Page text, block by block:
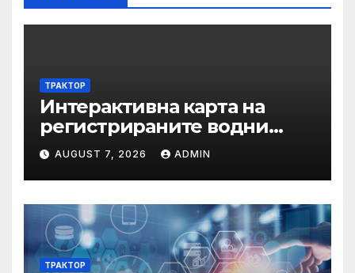
ТРАКТОР
Интерактивна карта на
регистрираните водни
бази по Черноморието за
летния сезон на 2026 г.
AUGUST 7, 2026 ADMIN
ТРАКТОР